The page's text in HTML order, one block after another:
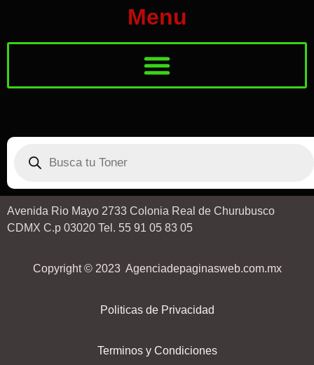
Menu
Avenida Rio Mayo 2733 Colonia Real de Churubusco
CDMX C.p 03020 Tel. 55 91 05 83 05
Copyright © 2023 Agenciadepaginasweb.com.mx
Politicas de Privacidad
Terminos y Condiciones